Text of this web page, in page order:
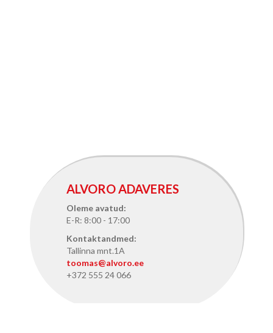
ALVORO ADAVERES
Oleme avatud:
E-R: 8:00 - 17:00
Kontaktandmed:
Tallinna mnt.1A
toomas@alvoro.ee
+372 555 24 066